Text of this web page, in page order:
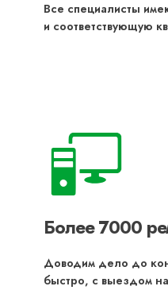
Все специалисты
и соответствующую
Более 7000
Доводим дело до
быстро, с выездом